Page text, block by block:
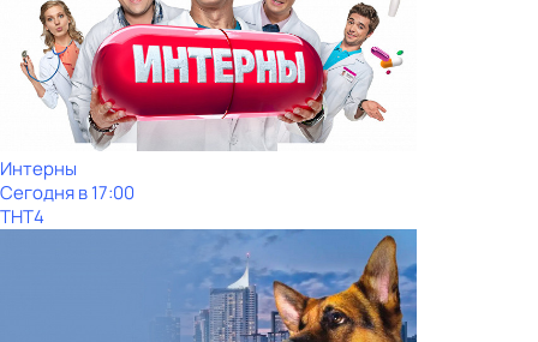
Интерны
Сегодня в 17:00
ТНТ4